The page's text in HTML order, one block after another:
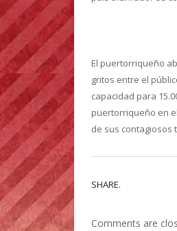
El puertorriqueño
gritos entre el
capacidad para
puertorriqueño en
de sus contagiosos
SHARE.
Comments are